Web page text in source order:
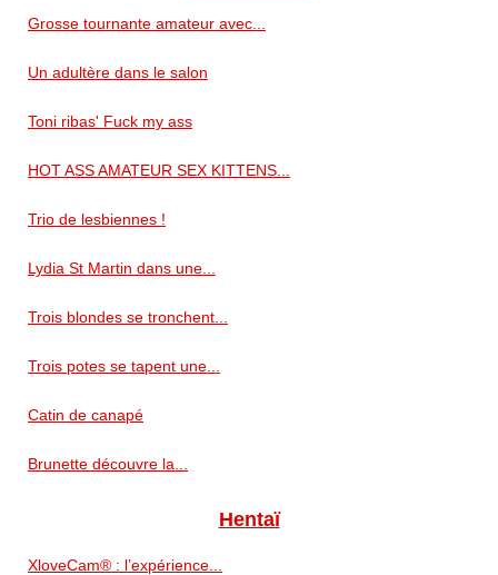
Grosse tournante amateur avec...
Un adultère dans le salon
Toni ribas' Fuck my ass
HOT ASS AMATEUR SEX KITTENS...
Trio de lesbiennes !
Lydia St Martin dans une...
Trois blondes se tronchent...
Trois potes se tapent une...
Catin de canapé
Brunette découvre la...
Hentaï
XloveCam® : l’expérience...